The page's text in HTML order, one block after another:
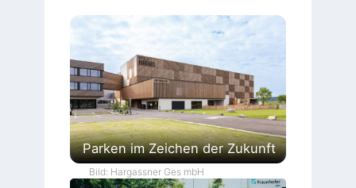
Parken im Zeichen der Zukunft
Bild: Hargassner Ges mbH